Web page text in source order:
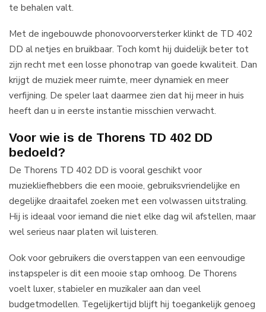
te behalen valt.
Met de ingebouwde phonovoorversterker klinkt de TD 402
DD al netjes en bruikbaar. Toch komt hij duidelijk beter tot
zijn recht met een losse phonotrap van goede kwaliteit. Dan
krijgt de muziek meer ruimte, meer dynamiek en meer
verfijning. De speler laat daarmee zien dat hij meer in huis
heeft dan u in eerste instantie misschien verwacht.
Voor wie is de Thorens TD 402 DD
bedoeld?
De Thorens TD 402 DD is vooral geschikt voor
muziekliefhebbers die een mooie, gebruiksvriendelijke en
degelijke draaitafel zoeken met een volwassen uitstraling.
Hij is ideaal voor iemand die niet elke dag wil afstellen, maar
wel serieus naar platen wil luisteren.
Ook voor gebruikers die overstappen van een eenvoudige
instapspeler is dit een mooie stap omhoog. De Thorens
voelt luxer, stabieler en muzikaler aan dan veel
budgetmodellen. Tegelijkertijd blijft hij toegankelijk genoeg